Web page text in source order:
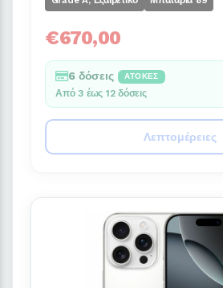
€670,00
6 δόσεις ΆΤΟΚΕΣ
Από 3 έως 12 δόσεις
Λεπτομέρειες